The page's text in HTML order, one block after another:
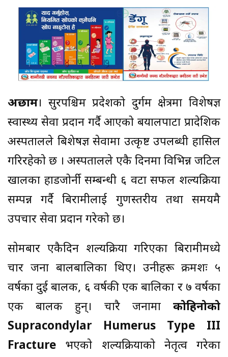
अछाम। सुदूरपश्चिम प्रदेशको दुर्गम क्षेत्रमा विशेषज्ञ
स्वास्थ्य सेवा प्रदान गर्दै आएको बयालपाटा प्रादेशिक
अस्पतालले बिशेषज्ञ सेवामा उत्कृष्ट उपलब्धी हासिल
गरिरहेकाे छ । अस्पतालले एकै दिनमा विभिन्न जटिल
खालका हाडजोर्नी सम्बन्धी ६ वटा सफल शल्यक्रिया
सम्पन्न गर्दै बिरामीलाई गुणस्तरीय तथा समयमै
उपचार सेवा प्रदान गरेको छ।
साेमबार एकैदिन शल्यक्रिया गरिएका बिरामीमध्ये
चार जना बालबालिका थिए। उनीहरू क्रमशः ५
वर्षका दुई बालक, ६ वर्षकी एक बालिका र ७ वर्षका
एक बालक हुन्। चारै जनामा कोहिनोको
Supracondylar Humerus Type III
Fracture भएकाे शल्यक्रियाकाे नेतृत्व गरेका